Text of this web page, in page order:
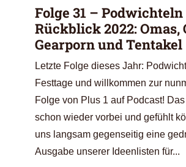
Folge 31 –
Rückblick 2022: Omas,
Gearporn und Tentakel
Letzte Folge dieses Jahr:
Festtage und willkommen zur
Folge von Plus 1 auf Podcast!
schon wieder vorbei und gefühlt
uns langsam gegenseitig eine
Ausgabe unserer Ideenlisten für...